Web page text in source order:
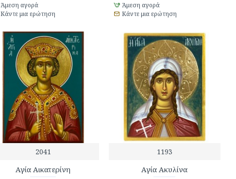
Άμεση αγορά
Κάντε μια ερώτηση
Άμεση αγορά
Κάντε μια ερώτηση
2041
Αγία Αικατερίνη
1193
Αγία Ακυλίνα